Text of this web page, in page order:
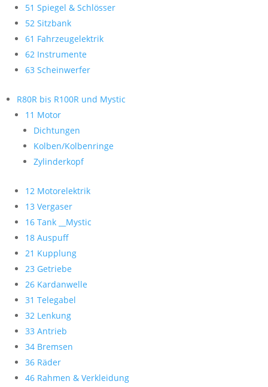
51 Spiegel & Schlösser
52 Sitzbank
61 Fahrzeugelektrik
62 Instrumente
63 Scheinwerfer
R80R bis R100R und Mystic
11 Motor
Dichtungen
Kolben/Kolbenringe
Zylinderkopf
12 Motorelektrik
13 Vergaser
16 Tank __Mystic
18 Auspuff
21 Kupplung
23 Getriebe
26 Kardanwelle
31 Telegabel
32 Lenkung
33 Antrieb
34 Bremsen
36 Räder
46 Rahmen & Verkleidung